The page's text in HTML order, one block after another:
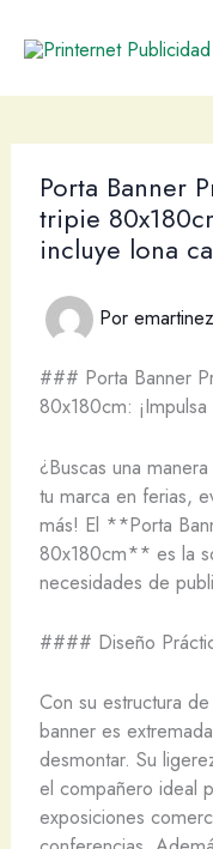
Porta Banner
tripie
incluye lona
Por emartinez
### Porta Banner
80x180cm:
¿Buscas una
tu marca en ferias,
más! El **Porta
80x180cm** es la
necesidades de
#### Diseño
Con su estructura
banner es
desmontar. Su
el compañero ideal
exposiciones